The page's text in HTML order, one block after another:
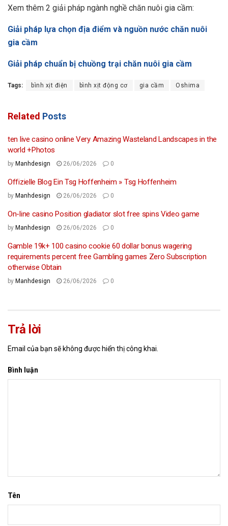
Xem thêm 2 giải pháp ngành nghề chăn nuôi gia cầm:
Giải pháp lựa chọn địa điểm và nguồn nước chăn nuôi
gia cầm
Giải pháp chuẩn bị chuồng trại chăn nuôi gia cầm
Tags: bình xịt điện bình xịt động cơ gia cầm Oshima
Related Posts
ten live casino online Very Amazing Wasteland Landscapes in the
world +Photos
by Manhdesign 26/06/2026 0
Offizielle Blog Ein Tsg Hoffenheim » Tsg Hoffenheim
by Manhdesign 26/06/2026 0
On-line casino Position gladiator slot free spins Video game
by Manhdesign 26/06/2026 0
Gamble 19k+ 100 casino cookie 60 dollar bonus wagering
requirements percent free Gambling games Zero Subscription
otherwise Obtain
by Manhdesign 26/06/2026 0
Trả lời
Email của bạn sẽ không được hiển thị công khai.
Bình luận
Tên